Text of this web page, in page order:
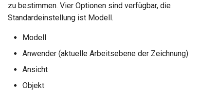
zu bestimmen. Vier Optionen sind verfügbar, die
Standardeinstellung ist Modell.
Modell
Anwender (aktuelle Arbeitsebene der Zeichnung)
Ansicht
Objekt